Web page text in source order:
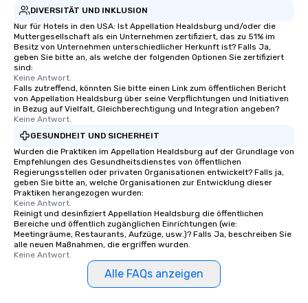
DIVERSITÄT UND INKLUSION
Nur für Hotels in den USA: Ist Appellation Healdsburg und/oder die
Muttergesellschaft als ein Unternehmen zertifiziert, das zu 51% im
Besitz von Unternehmen unterschiedlicher Herkunft ist? Falls Ja,
geben Sie bitte an, als welche der folgenden Optionen Sie zertifiziert
sind:
Keine Antwort.
Falls zutreffend, könnten Sie bitte einen Link zum öffentlichen Bericht
von Appellation Healdsburg über seine Verpflichtungen und Initiativen
in Bezug auf Vielfalt, Gleichberechtigung und Integration angeben?
Keine Antwort.
GESUNDHEIT UND SICHERHEIT
Wurden die Praktiken im Appellation Healdsburg auf der Grundlage von
Empfehlungen des Gesundheitsdienstes von öffentlichen
Regierungsstellen oder privaten Organisationen entwickelt? Falls ja,
geben Sie bitte an, welche Organisationen zur Entwicklung dieser
Praktiken herangezogen wurden:
Keine Antwort.
Reinigt und desinfiziert Appellation Healdsburg die öffentlichen
Bereiche und öffentlich zugänglichen Einrichtungen (wie:
Meetingräume, Restaurants, Aufzüge, usw.)? Falls Ja, beschreiben Sie
alle neuen Maßnahmen, die ergriffen wurden.
Keine Antwort.
Alle FAQs anzeigen